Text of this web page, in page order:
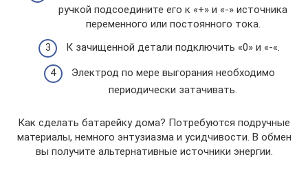
ручкой подсоедините его к «+» и «-» источника
переменного или постоянного тока.
К зачищенной детали подключить «0» и «-«.
Электрод по мере выгорания необходимо
периодически затачивать.
Как сделать батарейку дома? Потребуются подручные
материалы, немного энтузиазма и усидчивости. В обмен
вы получите альтернативные источники энергии.